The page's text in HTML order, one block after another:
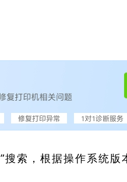
”搜索，根据操作系统版